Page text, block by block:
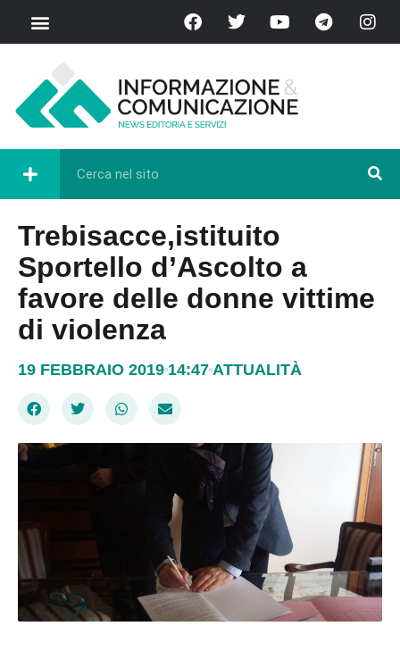
Trebisacce,istituito
Sportello d’Ascolto a
favore delle donne vittime
di violenza
19 FEBBRAIO 2019 14:47 ATTUALITÀ